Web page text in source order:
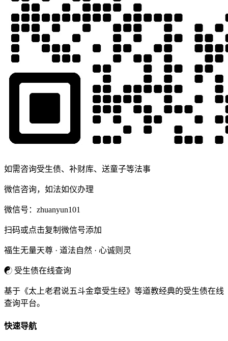
如需咨询受生债、补财库、送童子等法事
微信咨询，如法如仪办理
微信号： zhuanyun101
扫码或点击复制微信号添加
福生无量天尊 · 道法自然 · 心诚则灵
☯ 受生债在线查询
基于《太上老君说五斗金章受生经》等道教经典的受生债在线
查询平台。
快速导航